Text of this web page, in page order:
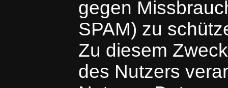
gegen
SPAM) zu
Zu diesem
des Nutzers